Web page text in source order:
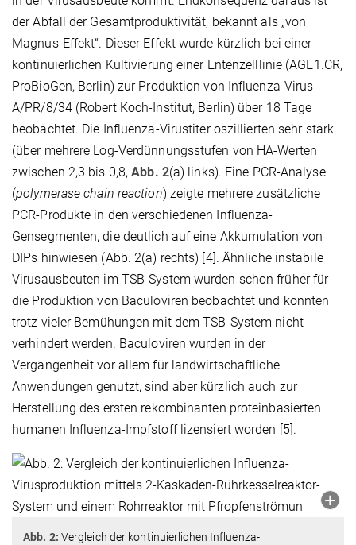
der Abfall der Gesamtproduktivität, bekannt als „von
Magnus-Effekt“. Dieser Effekt wurde kürzlich bei einer
kontinuierlichen Kultivierung einer Entenzelllinie (AGE1.CR,
ProBioGen, Berlin) zur Produktion von Influenza-Virus
A/PR/8/34 (Robert Koch-Institut, Berlin) über 18 Tage
beobachtet. Die Influenza-Virustiter oszillierten sehr stark
(über mehrere Log-Verdünnungsstufen von HA-Werten
zwischen 2,3 bis 0,8,Abb. 2(a) links). Eine PCR-Analyse
(polymerase chain reaction) zeigte mehrere zusätzliche
PCR-Produkte in den verschiedenen Influenza-
Gensegmenten, die deutlich auf eine Akkumulation von
DIPs hinwiesen (Abb. 2(a) rechts) [4]. Ähnliche instabile
Virusausbeuten im TSB-System wurden schon früher für
die Produktion von Baculoviren beobachtet und konnten
trotz vieler Bemühungen mit dem TSB-System nicht
verhindert werden. Baculoviren wurden in der
Vergangenheit vor allem für landwirtschaftliche
Anwendungen genutzt, sind aber kürzlich auch zur
Herstellung des ersten rekombinanten proteinbasierten
humanen Influenza-Impfstoff lizensiert worden [5].
Abb. 2: Vergleich der kontinuierlichen Influenza-